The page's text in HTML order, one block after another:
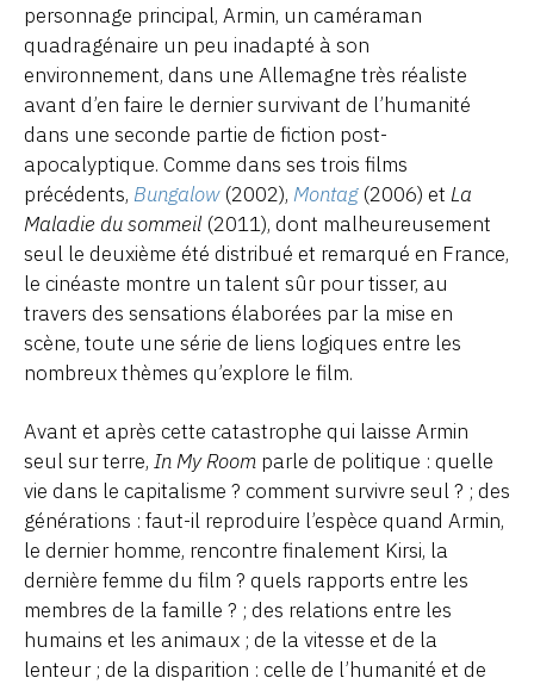
personnage principal, Armin, un caméraman
quadragénaire un peu inadapté à son
environnement, dans une Allemagne très réaliste
avant d’en faire le dernier survivant de l’humanité
dans une seconde partie de fiction post-
apocalyptique. Comme dans ses trois films
précédents, Bungalow(2002), Montag(2006) et La
Maladie du sommeil (2011), dont malheureusement
seul le deuxième été distribué et remarqué en France,
le cinéaste montre un talent sûr pour tisser, au
travers des sensations élaborées par la mise en
scène, toute une série de liens logiques entre les
nombreux thèmes qu’explore le film.
Avant et après cette catastrophe qui laisse Armin
seul sur terre, In My Room parle de politique : quelle
vie dans le capitalisme ? comment survivre seul ? ; des
générations : faut-il reproduire l’espèce quand Armin,
le dernier homme, rencontre finalement Kirsi, la
dernière femme du film ? quels rapports entre les
membres de la famille ? ; des relations entre les
humains et les animaux ; de la vitesse et de la
lenteur ; de la disparition : celle de l’humanité et de